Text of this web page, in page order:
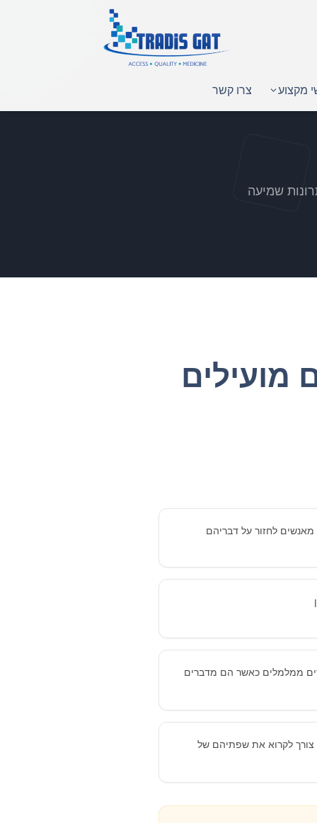
מקצוע צרו קשר
שמיעה
מועילים
לחזור על דבריהם
ממלמלים כאשר הם מדברים
צורך לקרוא את שפתיהם של